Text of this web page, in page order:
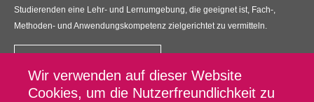
Studierenden eine Lehr- und Lernumgebung, die geeignet ist, Fach-,
Methoden- und Anwendungskompetenz zielgerichtet zu vermitteln.
UNIKIMS GmbH
Universitätsplatz 12, 34127 Kassel
Wir verwenden auf dieser Website
Cookies, um die Nutzerfreundlichkeit zu